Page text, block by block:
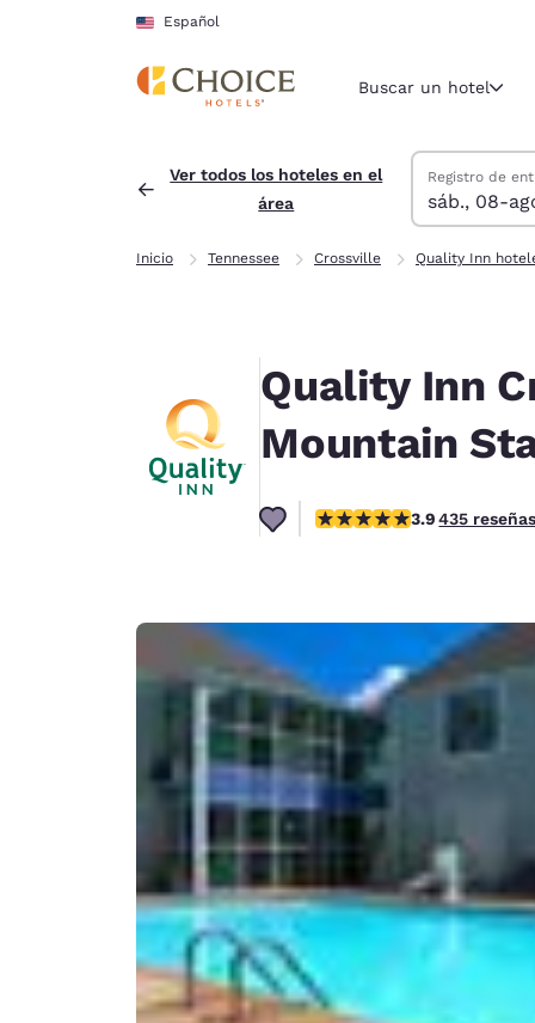
Pasar A Contenido Principal
Español
Región y
Español
United
English
América
Deutsch
English
United
English
Buscar un hotel
Ver todos los hoteles en el
área
Buscar hoteles
sábado, 8 de
Registro de
sáb., 08-
domingo, 9 de
domingo, 9
sábado, 8 de
Inicio Tennessee Crossville Quality Inn
Quality Inn
Mountain
calificación de 3.94
3.9 435